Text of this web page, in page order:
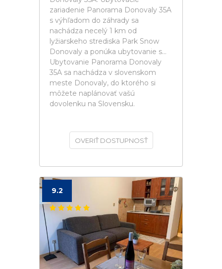
zariadenie Panorama Donovaly 35A
s výhľadom do záhrady sa
nachádza necelý 1 km od
lyžiarskeho strediska Park Snow
Donovaly a ponúka ubytovanie s...
Ubytovanie Panorama Donovaly
35A sa nachádza v slovenskom
meste Donovaly, do ktorého si
môžete naplánovať vašú
dovolenku na Slovensku.
OVERIŤ DOSTUPNOSŤ
9.2